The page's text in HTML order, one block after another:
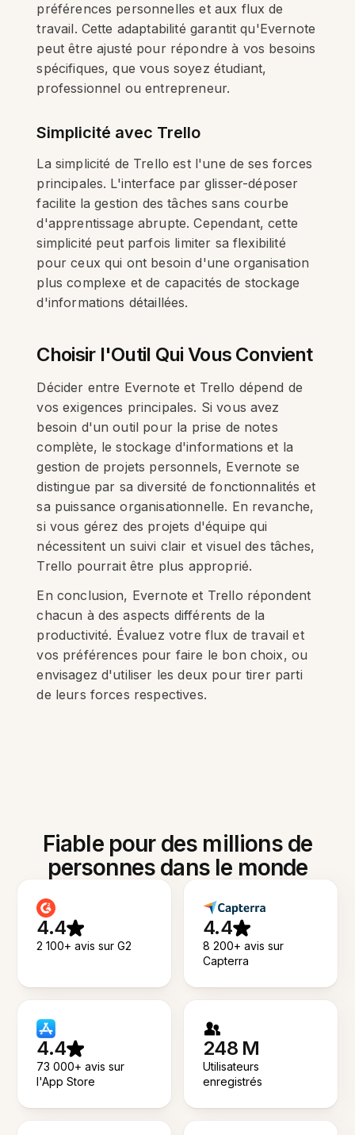
préférences personnelles et aux flux de
travail. Cette adaptabilité garantit qu'Evernote
peut être ajusté pour répondre à vos besoins
spécifiques, que vous soyez étudiant,
professionnel ou entrepreneur.
Simplicité avec Trello
La simplicité de Trello est l'une de ses forces
principales. L'interface par glisser-déposer
facilite la gestion des tâches sans courbe
d'apprentissage abrupte. Cependant, cette
simplicité peut parfois limiter sa flexibilité
pour ceux qui ont besoin d'une organisation
plus complexe et de capacités de stockage
d'informations détaillées.
Choisir l'Outil Qui Vous Convient
Décider entre Evernote et Trello dépend de
vos exigences principales. Si vous avez
besoin d'un outil pour la prise de notes
complète, le stockage d'informations et la
gestion de projets personnels, Evernote se
distingue par sa diversité de fonctionnalités et
sa puissance organisationnelle. En revanche,
si vous gérez des projets d'équipe qui
nécessitent un suivi clair et visuel des tâches,
Trello pourrait être plus approprié.
En conclusion, Evernote et Trello répondent
chacun à des aspects différents de la
productivité. Évaluez votre flux de travail et
vos préférences pour faire le bon choix, ou
envisagez d'utiliser les deux pour tirer parti
de leurs forces respectives.
Fiable pour des millions de
personnes dans le monde
4.4
2 100+ avis sur G2
4.4
8 200+ avis sur
Capterra
4.4
73 000+ avis sur
l'App Store
248 M
Utilisateurs
enregistrés